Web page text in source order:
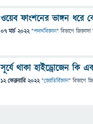
ওয়েব ফাংশনের ভাঙ্গন ধরে
07 মার্চ 2022 "পদার্থবিজ্ঞান" বিভাগে জিজ্ঞাসা
সূর্যে থাকা হাইড্রোজেন কি
12 ফেব্রুয়ারি 2022 "জ্যোতির্বিজ্ঞান" বিভাগে